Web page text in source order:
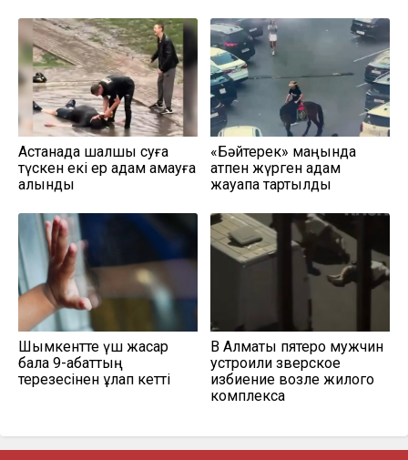
Астанада шалшық суға
түскен екі ер адам қамауға
алынды
«Бәйтерек» маңында
атпен жүрген адам
жауапқа тартылды
Шымкентте үш жасар
бала 9-қабаттың
терезесінен құлап кетті
В Алматы пятеро мужчин
устроили зверское
избиение возле жилого
комплекса